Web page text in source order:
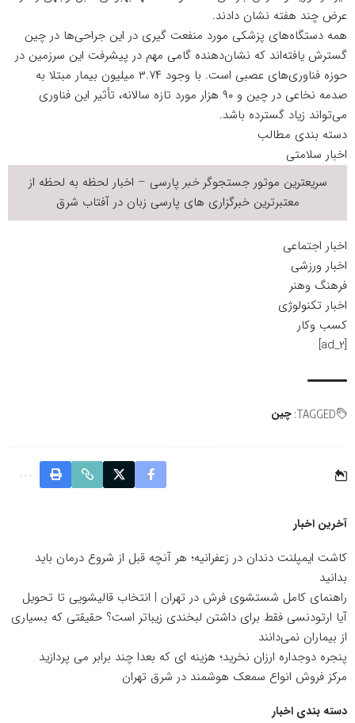
عرض چند هفته نشان دادند.
همه دستگاه‌های پزشکی مورد منفعت گیری در این جراحی‌ها در چین
گسترش یافته‌اند که نشان‌دهنده گامی مهم در پیشرفت این سرزمین در
حوزه فناوری‌های عصبی است. با وجود ۳.۷۴ میلیون بیمار مبتلا به
صدمه نخاعی در چین و ۹۰ هزار مورد تازه سالانه، تأثیر این فناوری
می‌تواند زیاد گسترده باشد.
دسته بندی مطالب
اخبار سلامتی
سریعترین موتور جستجوگرخبر پارسی – اخبار لحظه به لحظه از
معتبرترین خبرگزاری های پارسی زبان درآفتاب شرق
اخبار اجتماعی
اخبار ورزشی
فرهنگ وهنر
اخبار تکنولوژی
کسب وکار
[ad_2]
TAGGED: چین
آخرین اخبار
کاشت ایمپلنت دندان در زعفرانیه؛ هر آنچه قبل از شروع درمان باید
بدانید
راهنمای کامل شستشوی فرش در تهران | انتخاب قالیشویی تا تحویل
آیا ارتودنسی فقط برای داشتن لبخندی زیباتر است؟ حقیقتی که بسیاری
از بیماران نمی‌دانند
پنجره دوجداره ارزان نخرید؛ هزینه ای که بعدا چند برابر می پردازید
مرکز فروش انواع سمعک هوشمند در شرق تهران
دسته بندی اخبار